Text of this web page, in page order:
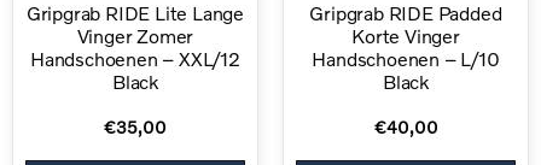
Gripgrab RIDE Lite Lange
Vinger Zomer
Handschoenen – XXL/12
Black
€35,00
Gripgrab RIDE Padded
Korte Vinger
Handschoenen – L/10
Black
€40,00